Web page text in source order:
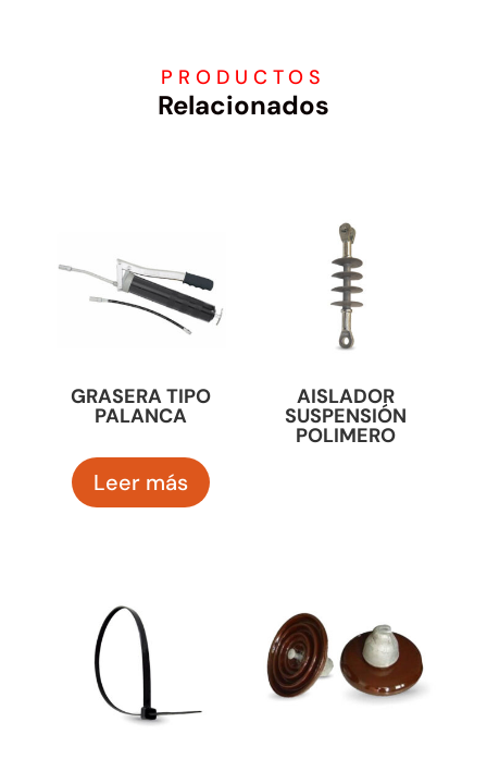
PRODUCTOS
Relacionados
GRASERA TIPO
PALANCA
Leer más
AISLADOR
SUSPENSIÓN
POLIMERO